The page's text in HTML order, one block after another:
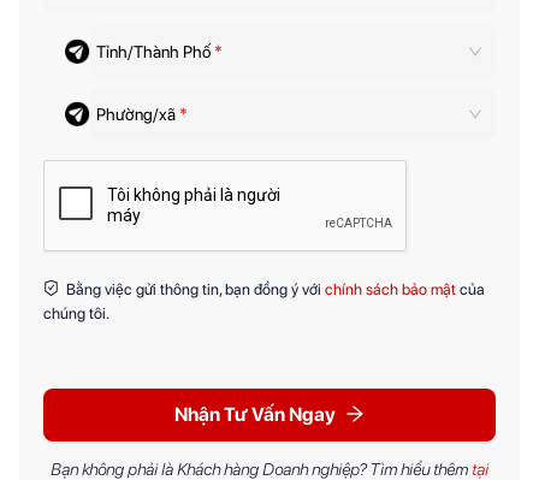
Tỉnh/Thành Phố *
Phường/xã *
Bằng việc gửi thông tin, bạn đồng ý với chính sách bảo mật của
chúng tôi.
Nhận Tư Vấn Ngay
Bạn không phải là Khách hàng Doanh nghiệp? Tìm hiểu thêm tại